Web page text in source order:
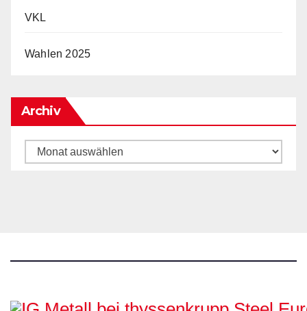
VKL
Wahlen 2025
Archiv
Archiv